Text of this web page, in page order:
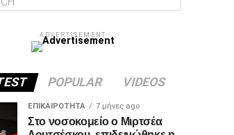
ADVERTISEMENT
POPULAR VIDEOS
ΕΠΙΚΑΙΡΌΤΗΤΑ 7 μήνες ago
Στο νοσοκομείο ο Μιρτσέα